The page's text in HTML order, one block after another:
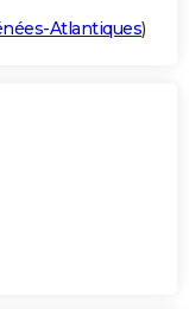
Atlantiques)